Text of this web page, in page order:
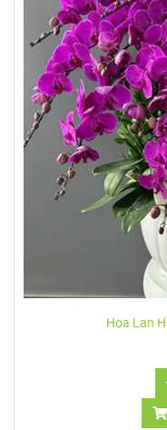
Hoa Lan